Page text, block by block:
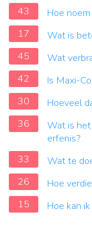
43
Hoe
17
Wat is
45
Wat
42
Is Maxi-
30
Hoeveel
36
Wat is
erfenis?
33
Wat te
26
Hoe
15
Hoe kan